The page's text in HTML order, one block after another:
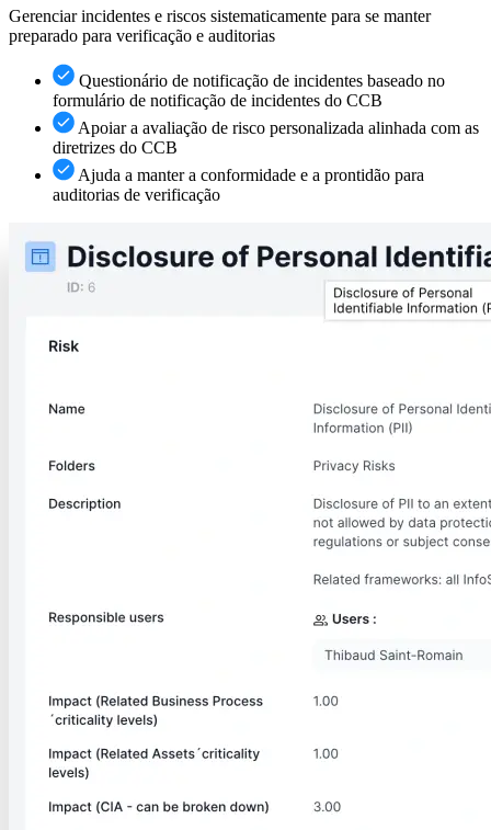
Gerenciar incidentes e riscos sistematicamente para se manter
preparado para verificação e auditorias
Questionário de notificação de incidentes baseado no
formulário de notificação de incidentes do CCB
Apoiar a avaliação de risco personalizada alinhada com as
diretrizes do CCB
Ajuda a manter a conformidade e a prontidão para
auditorias de verificação